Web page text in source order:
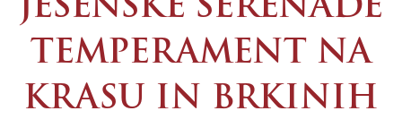
TEMPERAMENT NA
KRASU IN BRKINIH